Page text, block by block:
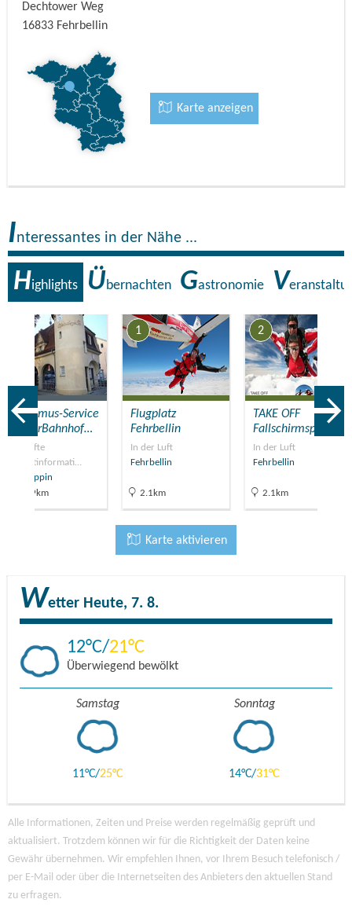
Dechtower Weg
16833 Fehrbellin
Karte anzeigen
Interessantes in der Nähe ...
Highlights Übernachten Gastronomie V
Tourismus-Service
BürgerBahnhof…
Geprüfte
Touristinformati…
Neuruppin
13.9km
1
Flugplatz
Fehrbellin
In der Luft
Fehrbellin
2.1km
2
TAKE OFF
Fallschirmsport
In der Luft
Fehrbellin
2.1km
Karte aktivieren
Wetter Heute, 7. 8.
12 21
Überwiegend bewölkt
Samstag
11 25
Sonntag
14 31
Alle Informationen, Zeiten und Preise werden regelmäßig geprüft und
aktualisiert. Trotzdem können wir für die Richtigkeit der Daten keine
Gewähr übernehmen. Wir empfehlen Ihnen, vor Ihrem Besuch telefonisch /
per E-Mail oder über die Internetseiten des Anbieters den aktuellen Stand
zu erfragen.